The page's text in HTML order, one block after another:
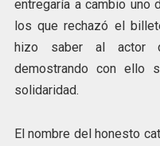
entregaría a cambio uno
los que rechazó el
hizo saber al actor
demostrando con ello
solidaridad.
El nombre del honesto